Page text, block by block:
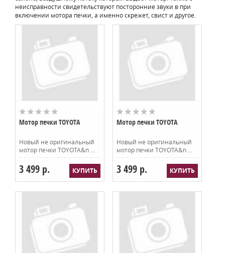
неисправности свидетельствуют посторонние звуки в при
включении мотора печки, а именно скрежет, свист и другое.
Мотор печки TOYOTA
Новый не оригинальный
мотор печки TOYOTA&n ...
3 499 р.
Мотор печки TOYOTA
Новый не оригинальный
мотор печки TOYOTA&n ...
3 499 р.